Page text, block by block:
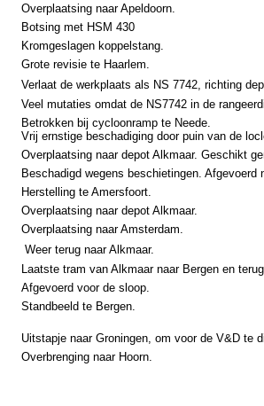
Overplaatsing naar Apeldoorn.
Botsing met HSM 430
Kromgeslagen koppelstang.
Grote revisie te Haarlem.
Verlaat de werkplaats als NS 7742, richting
Veel mutaties omdat de NS7742 in de
Betrokken bij cycloonramp te Neede.
Vrij ernstige beschadiging door puin van de
Overplaatsing naar depot Alkmaar. Geschikt
Beschadigd wegens beschietingen.
Herstelling te Amersfoort.
Overplaatsing naar depot Alkmaar.
Overplaatsing naar Amsterdam.
Weer terug naar Alkmaar.
Laatste tram van Alkmaar naar Bergen en
Afgevoerd voor de sloop.
Standbeeld te Bergen.
Uitstapje naar Groningen, om voor de V&D te
Overbrenging naar Hoorn.